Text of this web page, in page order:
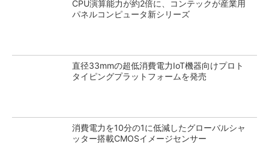
CPU演算能力が約2倍に、コンテックが産業用
パネルコンピュータ新シリーズ
直径33mmの超低消費電力IoT機器向けプロト
タイピングプラットフォームを発売
消費電力を10分の1に低減したグローバルシャ
ッター搭載CMOSイメージセンサー